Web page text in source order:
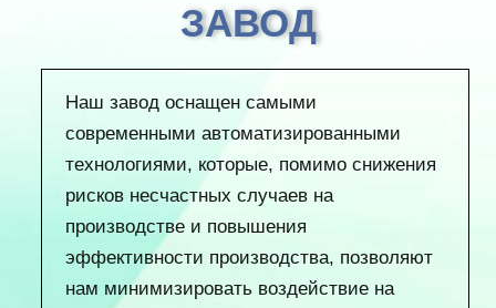
ЗАВОД
Наш завод оснащен самыми
современными автоматизированными
технологиями, которые, помимо снижения
рисков несчастных случаев на
производстве и повышения
эффективности производства, позволяют
нам минимизировать воздействие на